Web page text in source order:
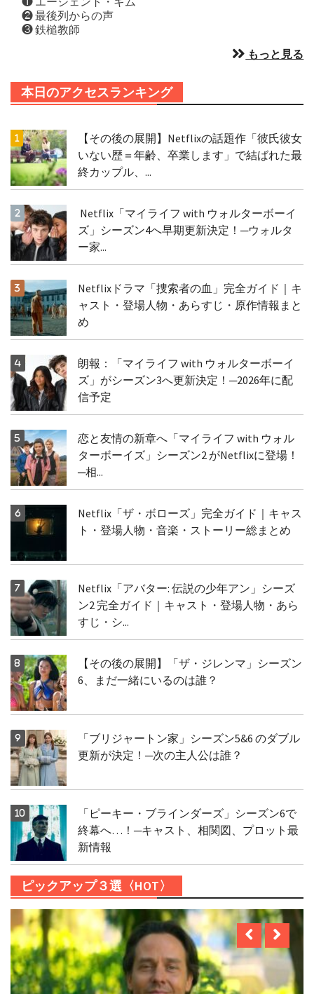
❷ 最後列からの声
❸ 鉄槌教師
もっと見る
本日のアクセスランキング
【その後の展開】Netflixの話題作「彼氏彼女
いない歴＝年齢、卒業します」で結ばれた最
終カップル、...
Netflix「マイライフ with ウォルターボーイ
ズ」シーズン4へ早期更新決定！─ウォルタ
ー家...
Netflixドラマ「捜索者の血」完全ガイド｜キ
ャスト・登場人物・あらすじ・原作情報まと
め
朗報：「マイライフ with ウォルターボーイ
ズ」がシーズン3へ更新決定！─2026年に配
信予定
恋と友情の新章へ「マイライフ with ウォル
ターボーイズ」シーズン2 がNetflixに登場！
─相...
Netflix「ザ・ボローズ」完全ガイド｜キャス
ト・登場人物・音楽・ストーリー総まとめ
Netflix「アバター: 伝説の少年アン」シーズ
ン2 完全ガイド｜キャスト・登場人物・あら
すじ・シ...
【その後の展開】「ザ・ジレンマ」シーズン
6、まだ一緒にいるのは誰？
「ブリジャートン家」シーズン5&6 のダブル
更新が決定！─次の主人公は誰？
「ピーキー・ブラインダーズ」シーズン6で
終幕へ…！─キャスト、相関図、プロット最
新情報
ピックアップ３選〈HOT〉